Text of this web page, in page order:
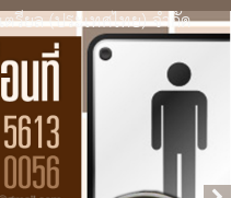
รียล (ประเทศไทย) จำกัด